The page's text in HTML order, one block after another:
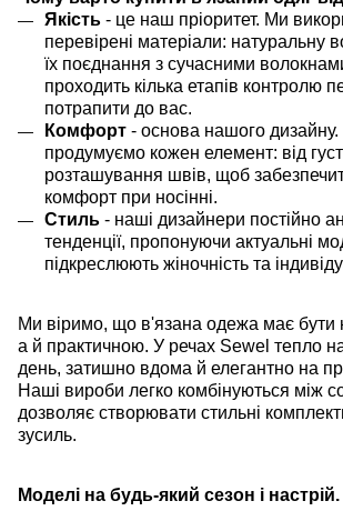
Якість - це наш пріоритет. Ми
перевірені матеріали: натуральну
їх поєднання з сучасними
проходить кілька етапів контролю
потрапити до вас.
Комфорт - основа нашого
продумуємо кожен елемент: від
розташування швів, щоб
комфорт при носінні.
Стиль - наші дизайнери постійно
тенденції, пропонуючи актуальні
підкреслюють жіночність та
Ми віримо, що в'язана одежа має
а й практичною. У речах Sewel тепло
день, затишно вдома й елегантно на
Наші вироби легко комбінуються між
дозволяє створювати стильні
зусиль.
Моделі на будь-який сезон і настрій.